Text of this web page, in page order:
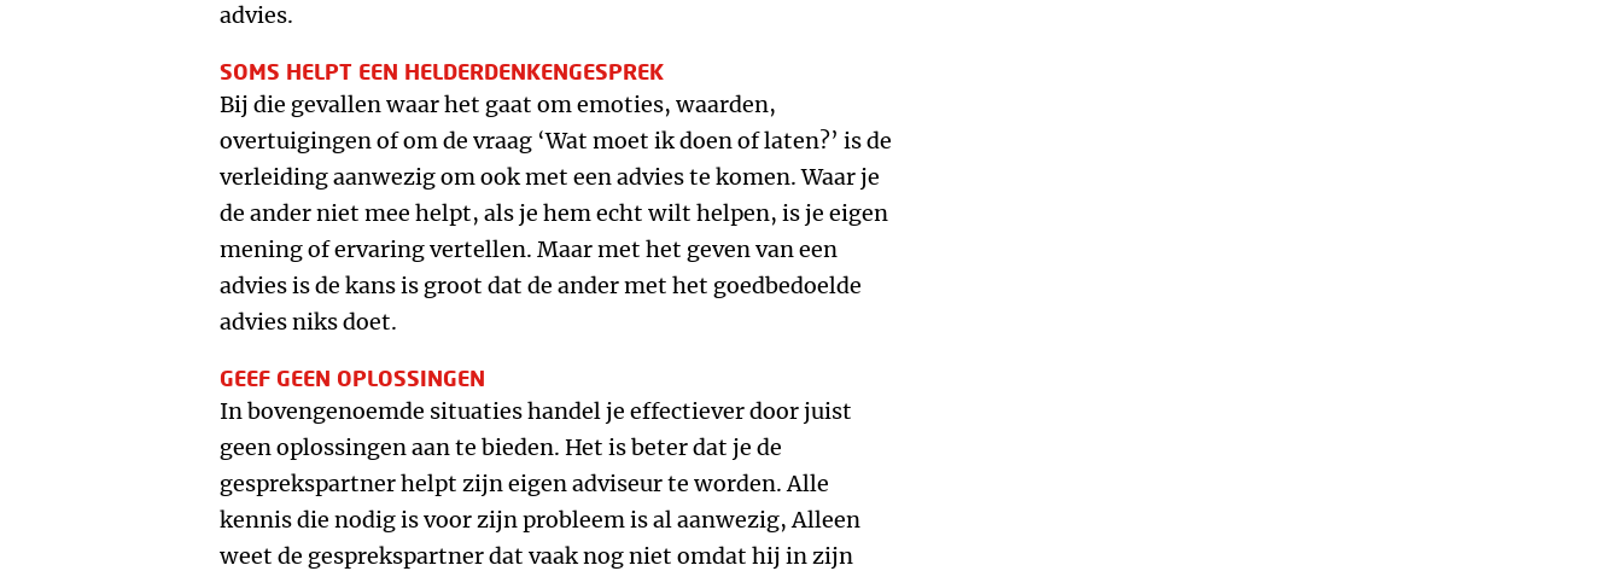
advies.
SOMS HELPT EEN HELDERDENKENGESPREK
Bij die gevallen waar het gaat om emoties, waarden,
overtuigingen of om de vraag ‘Wat moet ik doen of laten?’ is de
verleiding aanwezig om ook met een advies te komen. Waar je
de ander niet mee helpt, als je hem echt wilt helpen, is je eigen
mening of ervaring vertellen. Maar met het geven van een
advies is de kans is groot dat de ander met het goedbedoelde
advies niks doet.
GEEF GEEN OPLOSSINGEN
In bovengenoemde situaties handel je effectiever door juist
geen oplossingen aan te bieden. Het is beter dat je de
gesprekspartner helpt zijn eigen adviseur te worden. Alle
kennis die nodig is voor zijn probleem is al aanwezig, Alleen
weet de gesprekspartner dat vaak nog niet omdat hij in zijn